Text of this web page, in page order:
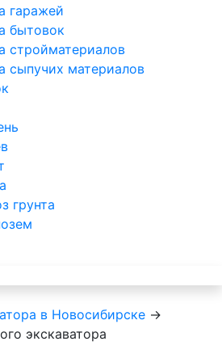
гаражей
бытовок
стройматериалов
сыпучих материалов
грунта
в Новосибирске →
экскаватора